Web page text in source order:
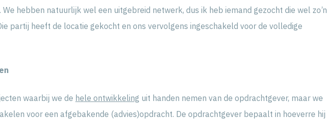
hebben natuurlijk wel een uitgebreid netwerk, dus ik heb iemand gezocht die wel zo’n
partij heeft de locatie gekocht en ons vervolgens ingeschakeld voor de volledige
waarbij we de hele ontwikkeling uit handen nemen van de opdrachtgever, maar we
voor een afgebakende (advies)opdracht. De opdrachtgever bepaalt in hoeverre hij